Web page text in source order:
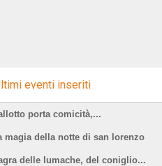
eventi inseriti
porta comicità,...
magia della notte di san lorenzo
delle lumache, del coniglio...